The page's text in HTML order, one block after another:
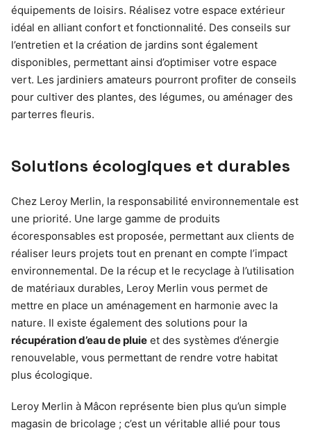
équipements de loisirs. Réalisez votre espace extérieur
idéal en alliant confort et fonctionnalité. Des conseils sur
l’entretien et la création de jardins sont également
disponibles, permettant ainsi d’optimiser votre espace
vert. Les jardiniers amateurs pourront profiter de conseils
pour cultiver des plantes, des légumes, ou aménager des
parterres fleuris.
Solutions écologiques et durables
Chez Leroy Merlin, la responsabilité environnementale est
une priorité. Une large gamme de produits
écoresponsables est proposée, permettant aux clients de
réaliser leurs projets tout en prenant en compte l’impact
environnemental. De la récup et le recyclage à l’utilisation
de matériaux durables, Leroy Merlin vous permet de
mettre en place un aménagement en harmonie avec la
nature. Il existe également des solutions pour la
récupération d’eau de pluie et des systèmes d’énergie
renouvelable, vous permettant de rendre votre habitat
plus écologique.
Leroy Merlin à Mâcon représente bien plus qu’un simple
magasin de bricolage ; c’est un véritable allié pour tous